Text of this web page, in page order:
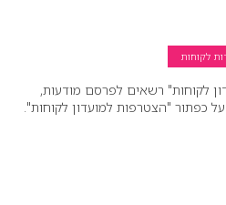
לקוחות
לקוחות" רשאים לפרסם מודעות,
כפתור "הצטרפות למועדון לקוחות".